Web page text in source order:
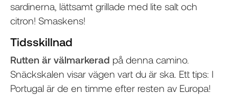
sardinerna, lättsamt grillade med lite salt och
citron! Smaskens!
Tidsskillnad
Rutten är välmarkerad på denna camino.
Snäckskalen visar vägen vart du är ska. Ett tips: I
Portugal är de en timme efter resten av Europa!